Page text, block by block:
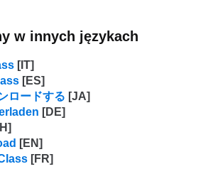
w innych językach
ロードする